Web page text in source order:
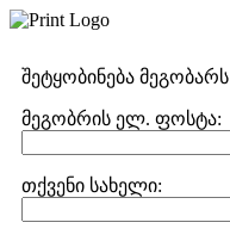
შეტყობინება მეგობარს
მეგობრის ელ. ფოსტა:
თქვენი სახელი: